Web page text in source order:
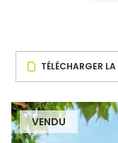
TÉLÉCHARGER
VENDU